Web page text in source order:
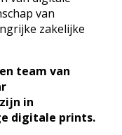
van
zakelijke
team van
in
digitale prints.